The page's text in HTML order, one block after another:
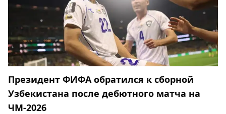
Президент ФИФА обратился к сборной
Узбекистана после дебютного матча на
ЧМ-2026